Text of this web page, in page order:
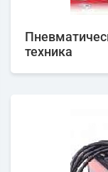
техника